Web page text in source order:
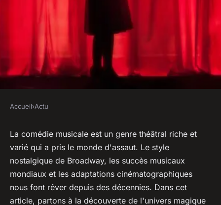
Plonger dans l'univers de
Broadway, les spectacles
incontournables et les succès
mondiaux de la comédie
Accueil›Actu
La comédie musicale est un genre théâtral riche et
varié qui a pris le monde d'assaut. Le style
nostalgique de Broadway, les succès musicaux
mondiaux et les adaptations cinématographiques
nous font rêver depuis des décennies. Dans cet
article, partons à la découverte de l'univers magique